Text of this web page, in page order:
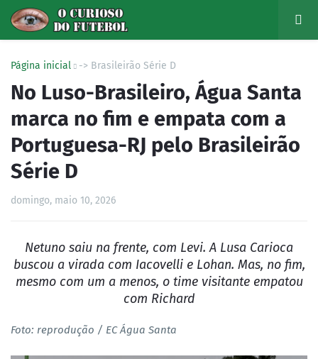
Página inicial -> Brasileirão Série D
No Luso-Brasileiro, Água Santa
marca no fim e empata com a
Portuguesa-RJ pelo Brasileirão
Série D
domingo, maio 10, 2026
Netuno saiu na frente, com Levi. A Lusa Carioca
buscou a virada com Iacovelli e Lohan. Mas, no fim,
mesmo com um a menos, o time visitante empatou
com Richard
Foto: reprodução / EC Água Santa